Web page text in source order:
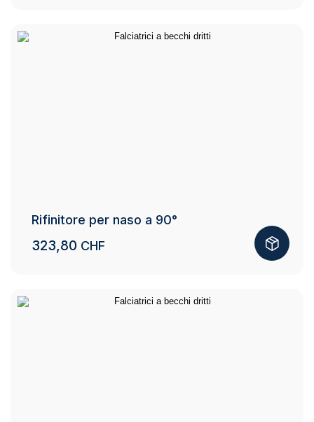
Rifinitore per naso a 90°
323,80 CHF